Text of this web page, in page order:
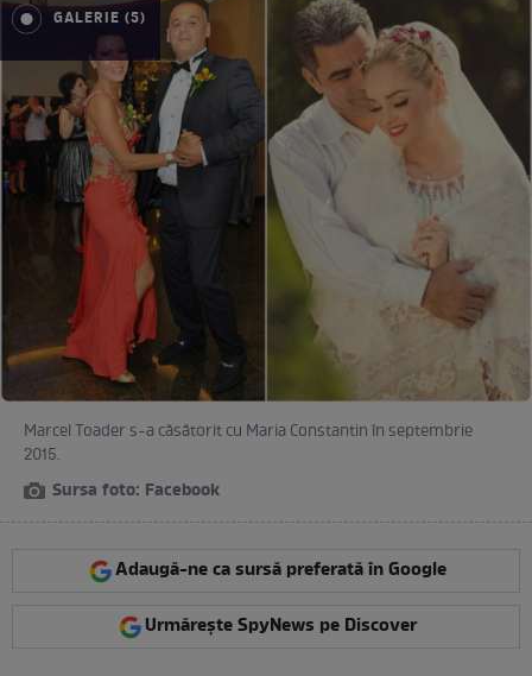
GALERIE (5)
Marcel Toader s-a căsătorit cu Maria Constantin în septembrie
2015.
Sursa foto: Facebook
Adaugă-ne ca sursă preferată în Google
Urmărește SpyNews pe Discover